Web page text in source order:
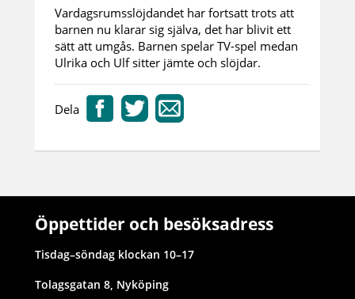
Vardagsrumsslöjdandet har fortsatt trots att
barnen nu klarar sig själva, det har blivit ett
sätt att umgås. Barnen spelar TV-spel medan
Ulrika och Ulf sitter jämte och slöjdar.
Dela
Öppettider och besöksadress
Tisdag–söndag klockan 10–17
Tolagsgatan 8, Nyköping